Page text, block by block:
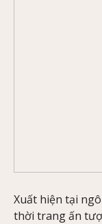
Xuất hiện tại
thời trang ấn